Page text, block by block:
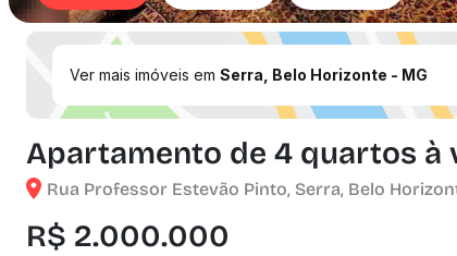
Ver mais imóveis em Serra, Belo Horizonte - MG
Apartamento de 4 quartos à
Rua Professor Estevão Pinto, Serra, Belo
R$ 2.000.000